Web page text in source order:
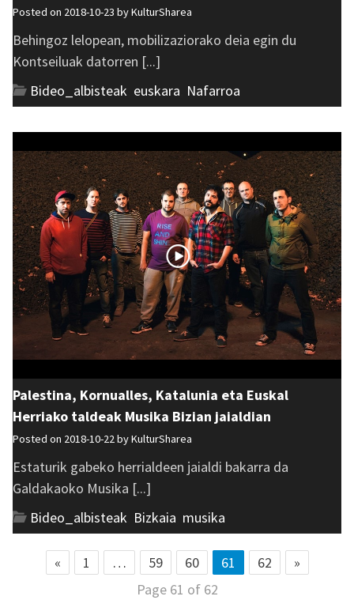
Posted on 2018-10-23 byKulturSharea
Behingoz lelopean, mobilizaziorako deia egin du
Kontseiluak datorren [...]
Bideo_albisteak euskara Nafarroa
Palestina, Kornualles, Katalunia eta Euskal
Herriako taldeak Musika Bizian jaialdian
Posted on 2018-10-22 byKulturSharea
Estaturik gabeko herrialdeen jaialdi bakarra da
Galdakaoko Musika [...]
Bideo_albisteak Bizkaia musika
« 1 … 59 60 61 62
»
Page 61 of 62